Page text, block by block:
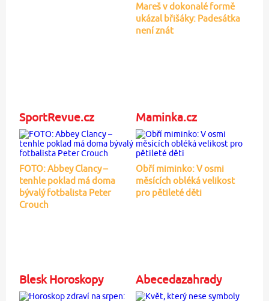
Mareš v dokonalé formě
ukázal břišáky: Padesátka
není znát
SportRevue.cz
FOTO: Abbey Clancy –
tenhle poklad má doma
bývalý fotbalista Peter
Crouch
Maminka.cz
Obří miminko: V osmi
měsících obléká velikost
pro pětileté děti
Blesk Horoskopy Abecedazahrady